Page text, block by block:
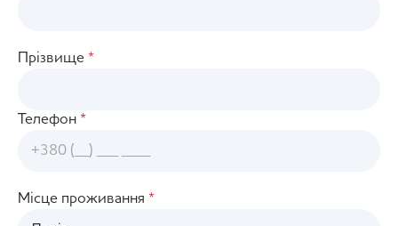
Прізвище *
Телефон *
Місце проживання *